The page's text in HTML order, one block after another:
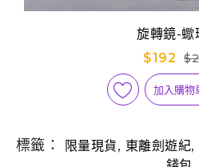
旋轉鏡-蠍
$192
加入購物
標籤： 限量現貨, 東離劍遊紀,